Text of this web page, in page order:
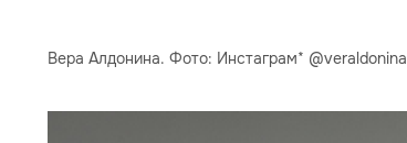
Вера Алдонина. Фото: Инстаграм* @veraldonina